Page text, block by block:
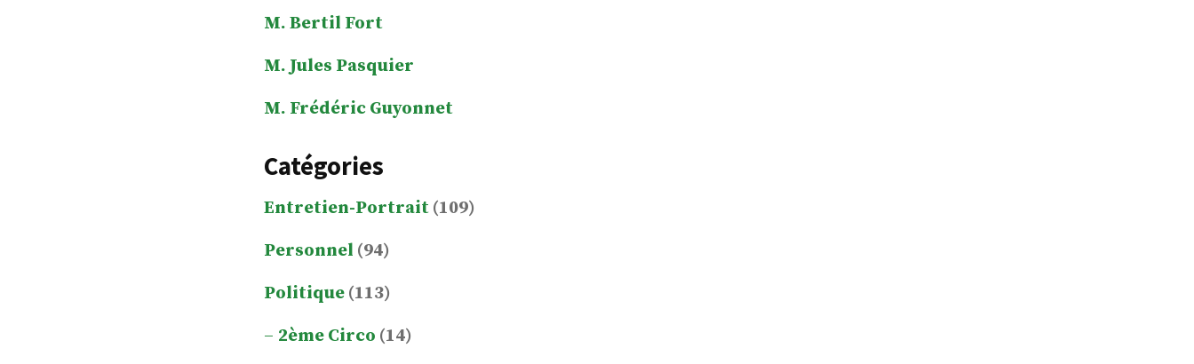
M. Bertil Fort
M. Jules Pasquier
M. Frédéric Guyonnet
Catégories
Entretien-Portrait (109)
Personnel (94)
Politique (113)
2ème Circo (14)